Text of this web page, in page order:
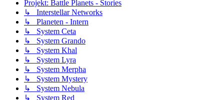
Projekt: Battle Planets - Stories
↳ Interstellar Networks
↳ Planeten - Intern
↳ System Ceta
↳ System Grando
↳ System Khal
↳ System Lyra
↳ System Merpha
↳ System Mystery
↳ System Nebula
↳ System Red